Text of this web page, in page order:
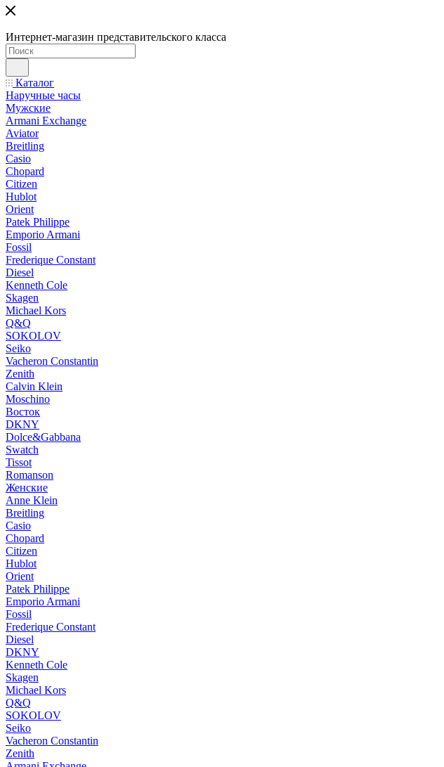
Интернет-магазин представительского класса
Каталог
Наручные часы
Мужские
Armani Exchange
Aviator
Breitling
Casio
Chopard
Citizen
Hublot
Orient
Patek Philippe
Emporio Armani
Fossil
Frederique Constant
Diesel
Kenneth Cole
Skagen
Michael Kors
Q&Q
SOKOLOV
Seiko
Vacheron Constantin
Zenith
Calvin Klein
Moschino
Восток
DKNY
Dolce&Gabbana
Swatch
Tissot
Romanson
Женские
Anne Klein
Breitling
Casio
Chopard
Citizen
Hublot
Orient
Patek Philippe
Emporio Armani
Fossil
Frederique Constant
Diesel
DKNY
Kenneth Cole
Skagen
Michael Kors
Q&Q
SOKOLOV
Seiko
Vacheron Constantin
Zenith